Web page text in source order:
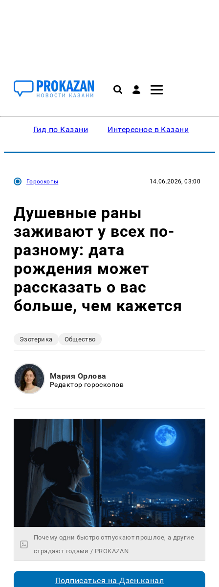
Гид по Казани Интересное в Казани
Гороскопы 14.06.2026, 03:00
Душевные раны
заживают у всех по-
разному: дата
рождения может
рассказать о вас
больше, чем кажется
Эзотерика Общество
Мария Орлова
Редактор гороскопов
Почему одни быстро отпускают прошлое, а другие
страдают годами / PROKAZAN
Подписаться на Дзен.канал